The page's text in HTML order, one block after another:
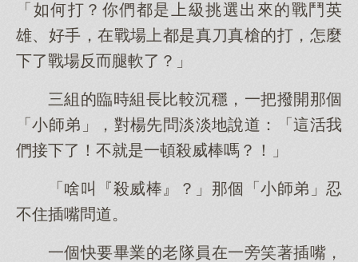
「如何打？你們都是上級挑選出來的戰鬥英
雄、好手，在戰場上都是真刀真槍的打，怎麼
下了戰場反而腿軟了？」
三組的臨時組長比較沉穩，一把撥開那個
「小師弟」，對楊先問淡淡地說道：「這活我
們接下了！不就是一頓殺威棒嗎？！」
「啥叫『殺威棒』？」那個「小師弟」忍
不住插嘴問道。
一個快要畢業的老隊員在一旁笑著插嘴，